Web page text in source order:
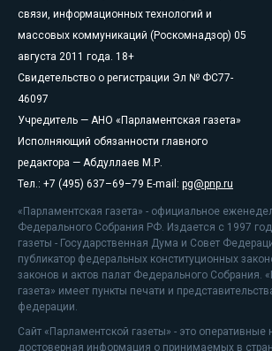
связи, информационных технологий и
массовых коммуникаций (Роскомнадзор) 05
августа 2011 года. 18+
Свидетельство о регистрации Эл № ФС77-
46097
Учредитель — АНО «Парламентская газета»
Исполняющий обязанности главного
редактора — Абдуллаев М.Р.
Тел.: +7 (495) 637–69–79 E-mail: pg@pnp.ru
«Парламентская газета» - официальное
Федерального Собрания РФ. Издается с 1997
газеты - Государственная Дума и Совет
публикатор федеральных конституционных
законов и актов палат Федерального Собрания.
газета» имеет пункты печати и
федерации.
Сайт «Парламентской газеты» - это оперативные
достоверная информация о принимаемых в